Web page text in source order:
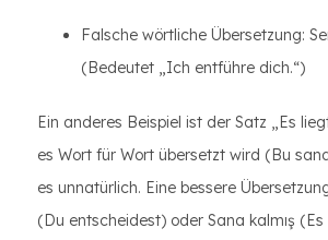
Falsche wörtliche Übersetzung:
(Bedeutet „Ich entführe dich.“)
Ein anderes Beispiel ist der Satz „Es
es Wort für Wort übersetzt wird (Bu
es unnatürlich. Eine bessere
(Du entscheidest) oder Sana kalmış